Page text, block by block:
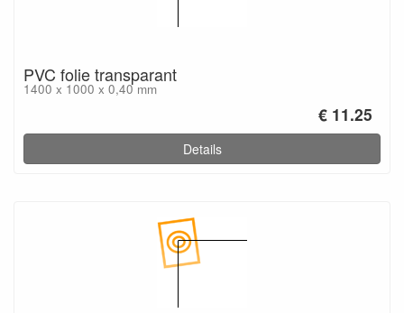
PVC folie transparant
1400 x 1000 x 0,40 mm
€ 11.25
Details